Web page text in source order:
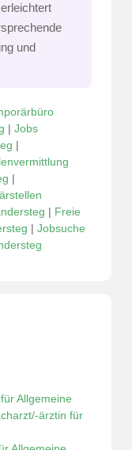
und
| Jobs
|
|
| Freie
| Jobsuche
Allgemeine
ärztin für